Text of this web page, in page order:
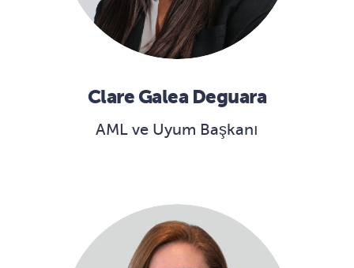
Clare Galea Deguara
AML ve Uyum Başkanı